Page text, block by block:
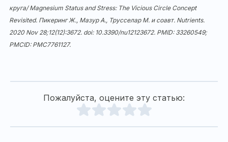
круга/ Magnesium Status and Stress: The Vicious Circle Concept
Revisited. Пикеринг Ж., Мазур А., Трусселар М. и соавт. Nutrients.
2020 Nov 28;12(12):3672. doi: 10.3390/nu12123672. PMID: 33260549;
PMCID: PMC7761127.
Пожалуйста, оцените эту статью: